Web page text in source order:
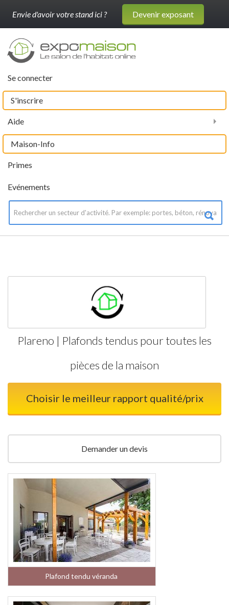
Envie d'avoir votre stand ici ? Devenir exposant
Se connecter
S'inscrire
Aide
Evénements
Primes
Maison-Info
Plareno | Plafonds tendus pour toutes les
pièces de la maison
Choisir le meilleur rapport qualité/prix
Demander un devis
Plafond tendu véranda